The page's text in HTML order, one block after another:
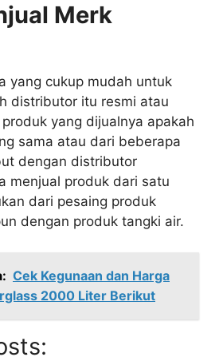
Merk
yang cukup mudah untuk
distributor itu resmi atau
yang dijualnya apakah
sama atau dari beberapa
dengan distributor
menjual produk dari satu
dari pesaing produk
dengan produk tangki air.
Cek Kegunaan dan Harga
2000 Liter Berikut